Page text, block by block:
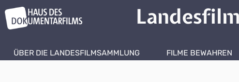
ÜBER DIE LANDESFILMSAMMLUNG FILME BEWAHREN